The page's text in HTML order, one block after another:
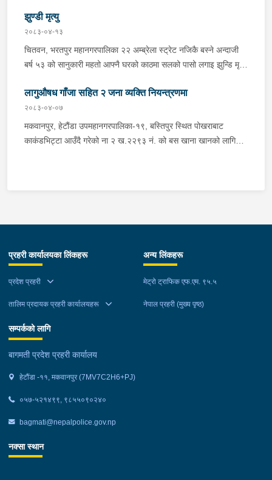
मिति २०८३।०४।१४ गते सोहि स्थित कुसुमटार खोल्सामा घोप्टो परी मृत
अवस्थामा फेला परेको । यस घटना सम्बन्धमा थप अनुसन्धान कार्य भईरहेको
छ ।
झुण्डी मृत्यु
२०८३-०४-१३
चितवन, भरतपुर महानगरपालिका २२ अम्ब्रेला स्ट्रेट नजिकै बस्ने अन्दाजी
बर्ष ५३ को सानुकारी महतो आफ्नै घरको काठमा सलको पासो लगाइ झुन्डि मृत्यु
सहित थप अनुसन्धान कार्य भइरहेको ।
लागुऔषध गाँजा सहित २ जना व्यक्ति नियन्त्रणमा
२०८३-०४-०७
मकवानपुर, हेटौंडा उपमहानगरपालिका-१९, बस्तिपुर स्थित पोखराबाट
काकंडभिट्टा आउँदै गरेको ना २ ख.२२९३ नं. को बस खाना खानको लागि
लागुऔषध गाँजा २६ किलोग्राम २० ग्राम फेला परेको । लागुऔषध सहित
समिर मोक्तान र सोहि हेटौंडा उपमहानगरपालिका-१९, बस्तिपुर बस्ने वर्ष
भईरहेको छ ।
प्रहरी कार्यालयका लिंकहरू
प्रदेश प्रहरी
तालिम प्रदायक प्रहरी कार्यालयहरू
अन्य लिंकहरू
मेट्रो ट्राफिक एफ.एम. ९५.५
नेपाल प्रहरी (मुख्य पृष्ठ)
सम्पर्कको लागि
बागमती प्रदेश प्रहरी कार्यालय
हेटौंडा -११, मकवानपुर (7MV7C2H6+PJ)
०५७-५२१४९९, ९८५५०९०२४०
bagmati@nepalpolice.gov.np
नक्सा स्थान